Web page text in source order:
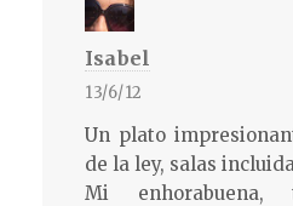
Isabel
13/6/12
Un plato
de la ley, salas
Mi